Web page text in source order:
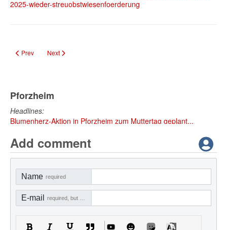
2025-wieder-streuobstwiesenfoerderung
Previous article: Brennholzverkauf Illingen: Restmengen online – Preise &
Prev Next article: Klosterleben in Maulbronn: Historische Führung am
Next
Pforzheim
Headlines:
Blumenherz-Aktion in Pforzheim zum Muttertag geplant...
Add comment
Name required
E-mail